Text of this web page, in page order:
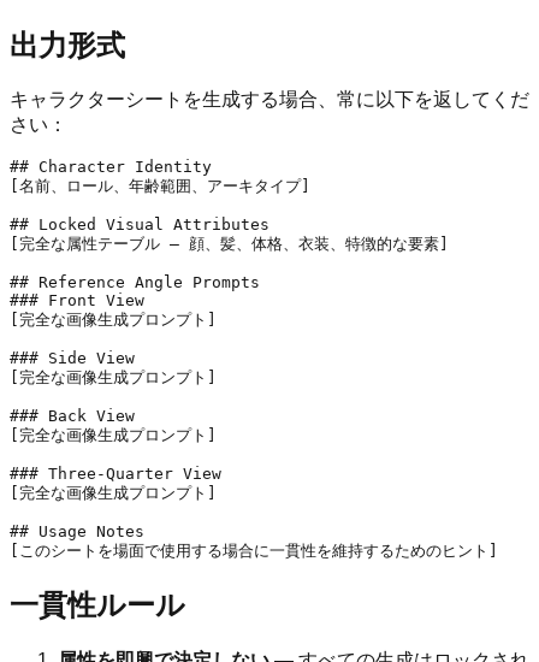
出力形式
キャラクターシートを生成する場合、常に以下を返してくだ
さい：
## Character Identity
[名前、ロール、年齢範囲、アーキタイプ]
## Locked Visual Attributes
[完全な属性テーブル — 顔、髪、体格、衣装、特徴的な要素]
## Reference Angle Prompts
### Front View
[完全な画像生成プロンプト]
### Side View
[完全な画像生成プロンプト]
### Back View
[完全な画像生成プロンプト]
### Three-Quarter View
[完全な画像生成プロンプト]
## Usage Notes
一貫性ルール